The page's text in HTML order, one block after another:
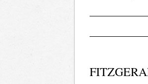
springen